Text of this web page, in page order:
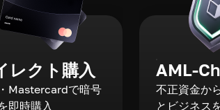
レクト購入
Mastercardで暗号
即時購入
AML-
不正資金か
とビジネス